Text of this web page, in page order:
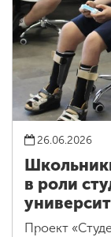
26.06.2026
в роли
Проект